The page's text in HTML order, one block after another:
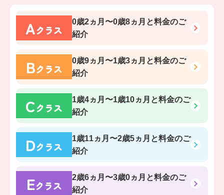
Aクラス
0歳2ヵ月〜0歳8ヵ月 と料金のご
紹介
Bクラス
0歳9ヵ月〜1歳3ヵ月 と料金のご
紹介
Cクラス
1歳4ヵ月〜1歳10ヵ月 と料金のご
紹介
Dクラス
1歳11ヵ月〜2歳5ヵ月 と料金のご
紹介
Eクラス
2歳6ヵ月〜3歳0ヵ月 と料金のご
紹介